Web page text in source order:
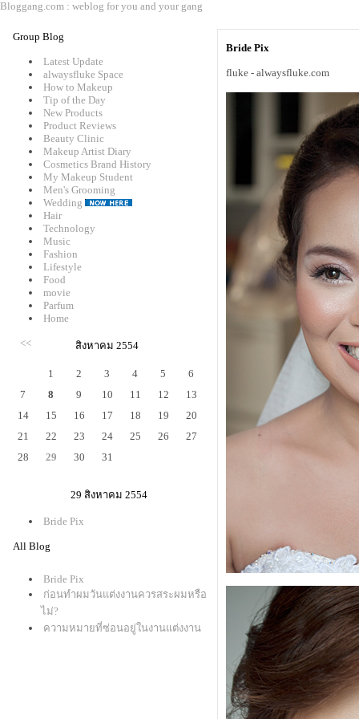
Bloggang.com : weblog for you and your gang
Group Blog
Latest Update
alwaysfluke Space
How to Makeup
Tip of the Day
New Products
Product Reviews
Beauty Clinic
Makeup Artist Diary
Cosmetics Brand History
My Makeup Student
Men's Grooming
Wedding
Hair
Technology
Music
Fashion
Lifestyle
Food
movie
Parfum
Home
<< สิงหาคม 2554
1 2 3 4 5
6
7
8 9 10 11 12
13
14
15 16 17 18 19
20
21
22 23 24 25 26
27
28
29 30 31
29 สิงหาคม 2554
Bride Pix
All Blog
Bride Pix
ก่อนทำผมวันแต่งงานควรสระผมหรือ
ไม่?
ความหมายที่ซ่อนอยู่ในงานแต่งงาน
Bride Pix
fluke - alwaysfluke.com